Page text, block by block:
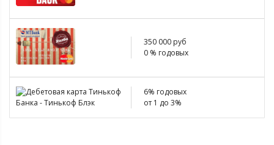
350 000 руб
0 % годовых
6% годовых
от 1 до 3%